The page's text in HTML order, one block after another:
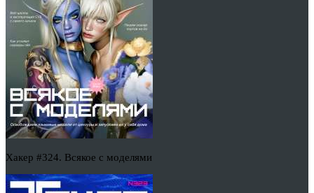
Хакер #324. Всякое с моделями